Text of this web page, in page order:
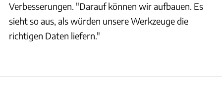
Verbesserungen. "Darauf können wir aufbauen. Es
sieht so aus, als würden unsere Werkzeuge die
richtigen Daten liefern."